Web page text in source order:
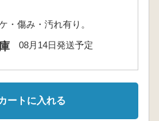
・傷み・汚れ有り。
08月14日発送予定
ートに入れる